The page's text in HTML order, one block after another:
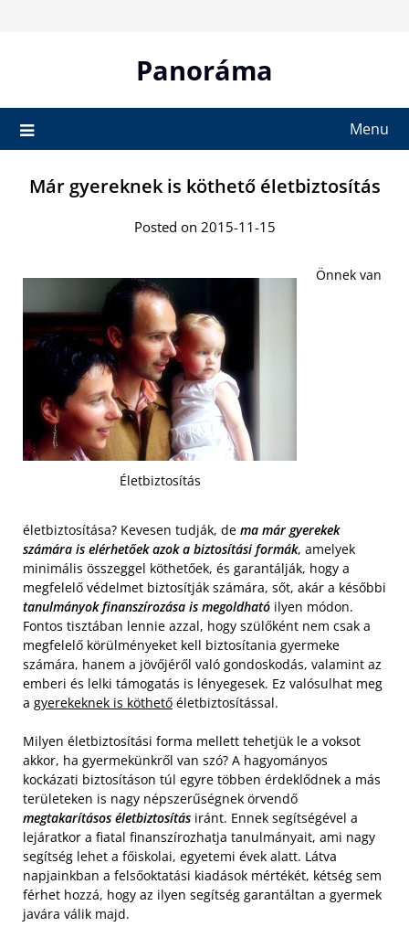
Panoráma
Menu
Már gyereknek is köthető életbiztosítás
Posted on 2015-11-15
Életbiztosítás
Önnek van
életbiztosítása? Kevesen tudják, de ma már gyerekek
számára is elérhetőek azok a biztosítási formák, amelyek
minimális összeggel köthetőek, és garantálják, hogy a
megfelelő védelmet biztosítják számára, sőt, akár a későbbi
tanulmányok finanszírozása is megoldható ilyen módon.
Fontos tisztában lennie azzal, hogy szülőként nem csak a
megfelelő körülményeket kell biztosítania gyermeke
számára, hanem a jövőjéről való gondoskodás, valamint az
emberi és lelki támogatás is lényegesek. Ez valósulhat meg
a gyerekeknek is köthető életbiztosítással.
Milyen életbiztosítási forma mellett tehetjük le a voksot
akkor, ha gyermekünkről van szó? A hagyományos
kockázati biztosításon túl egyre többen érdeklődnek a más
területeken is nagy népszerűségnek örvendő
megtakarításos életbiztosítás iránt. Ennek segítségével a
lejáratkor a fiatal finanszírozhatja tanulmányait, ami nagy
segítség lehet a főiskolai, egyetemi évek alatt. Látva
napjainkban a felsőoktatási kiadások mértékét, kétség sem
férhet hozzá, hogy az ilyen segítség garantáltan a gyermek
javára válik majd.